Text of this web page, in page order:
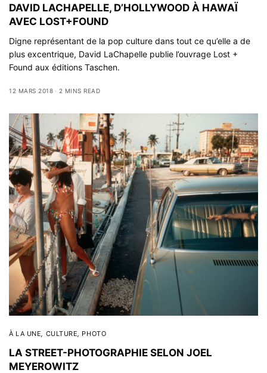
DAVID LACHAPELLE, D’HOLLYWOOD À HAWAÏ
AVEC LOST+FOUND
Digne représentant de la pop culture dans tout ce qu’elle a de
plus excentrique, David LaChapelle publie l’ouvrage Lost +
Found aux éditions Taschen.
12 MARS 2018 2 MINS READ
À LA UNE CULTURE PHOTO
LA STREET-PHOTOGRAPHIE SELON JOEL
MEYEROWITZ